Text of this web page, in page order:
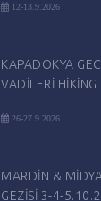
12-13.9.2026
KAPADOKYA
VADİLERİ
26-27.9.2026
MARDİN &
GEZİSİ 3-4-